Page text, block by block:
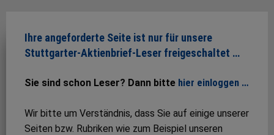
Ihre angeforderte Seite ist nur für unsere
Stuttgarter-Aktienbrief-Leser freigeschaltet …
Sie sind schon Leser? Dann bitte hier einloggen …
Wir bitte um Verständnis, dass Sie auf einige unserer
Seiten bzw. Rubriken wie zum Beispiel unseren